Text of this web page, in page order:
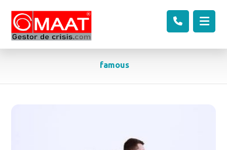
famous